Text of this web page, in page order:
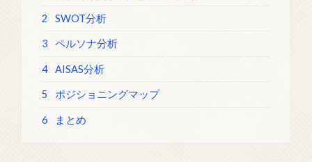
2 SWOT分析
3 ペルソナ分析
4 AISAS分析
5 ポジショニングマップ
6 まとめ